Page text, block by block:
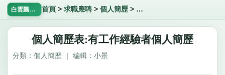
白雲飄飄網 首頁 > 求職應聘> 個人簡歷> 個人簡歷表:有工作經驗者個
個人簡歷表:有工作經驗者個人簡歷
分類：個人簡歷 ｜ 編輯：小景